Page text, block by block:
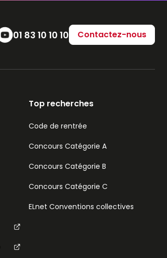
Numéro de téléphone
01 83 10 10 10 Contactez-nous
Top recherches
Code de rentrée
Concours Catégorie A
Concours Catégorie B
Concours Catégorie C
ELnet Conventions collectives